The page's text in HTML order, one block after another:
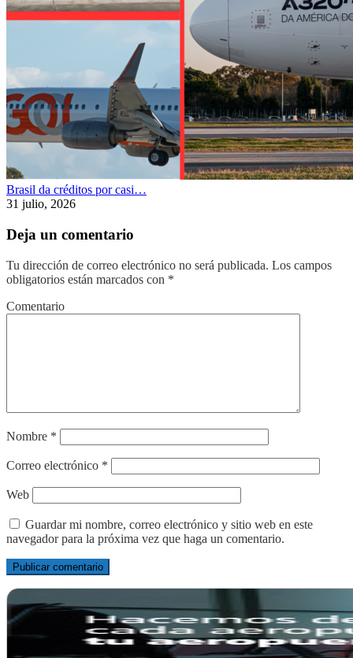
Brasil da créditos por casi…
31 julio, 2026
Deja un comentario
Tu dirección de correo electrónico no será publicada. Los campos
obligatorios están marcados con *
Comentario
Nombre *
Correo electrónico *
Web
Guardar mi nombre, correo electrónico y sitio web en este
navegador para la próxima vez que haga un comentario.